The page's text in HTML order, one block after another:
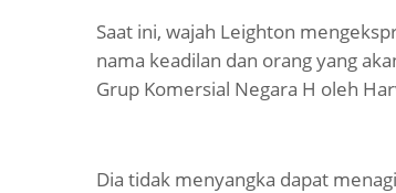
Saat ini, wajah Leighton
nama keadilan dan orang yang
Grup Komersial Negara H oleh
Dia tidak menyangka dapat